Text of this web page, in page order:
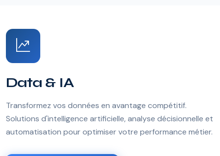
Data & IA
Transformez vos données en avantage compétitif.
Solutions d'intelligence artificielle, analyse décisionnelle et
automatisation pour optimiser votre performance métier.